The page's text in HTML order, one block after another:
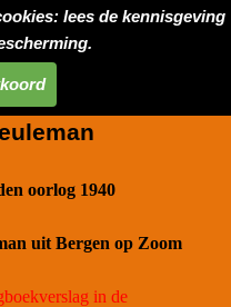
lees de kennisgeving
oorlog 1940
uit Bergen op Zoom
in de